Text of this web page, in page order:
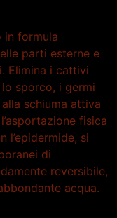
in formula
parti esterne e
Elimina i cattivi
sporco, i germi
schiuma attiva
fisica
l’epidermide, si
di
reversibile,
acqua.